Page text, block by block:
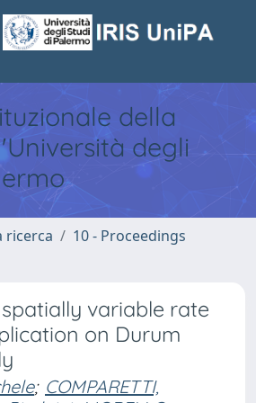
della
degli
ricerca
10 - Proceedings
variable rate
on Durum
; COMPARETTI,